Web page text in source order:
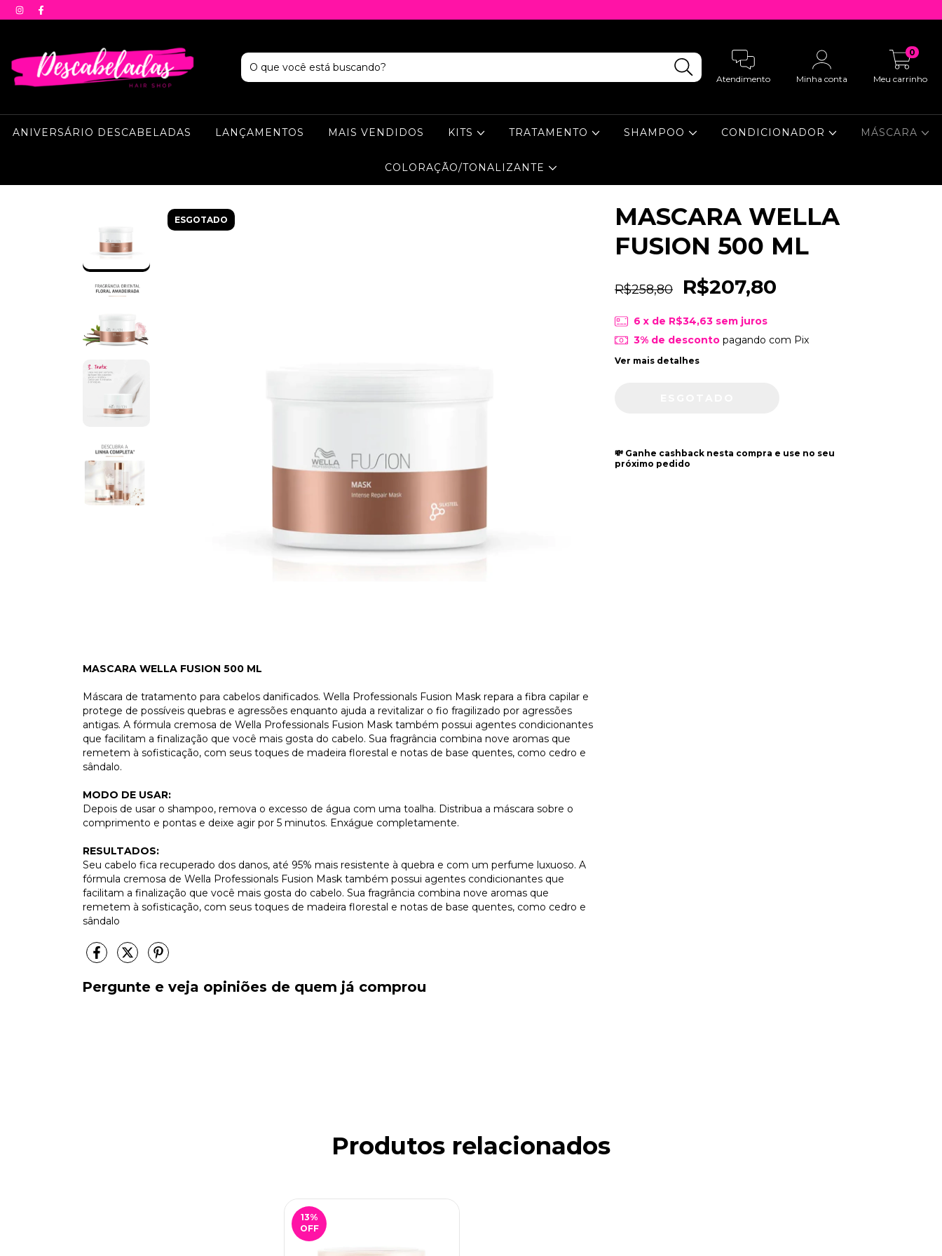
Atendimento Minha conta Meu carrinho
0
ANIVERSÁRIO DESCABELADAS LANÇAMENTOS MAIS VENDIDOS KITS TRATAMENTO SHAMPOO CONDICIONADOR MÁSCARA
COLORAÇÃO/TONALIZANTE
ESGOTADO
MASCARA WELLA FUSION 500 ML
Máscara de tratamento para cabelos danificados. Wella Professionals Fusion Mask repara a fibra capilar e
protege de possíveis quebras e agressões enquanto ajuda a revitalizar o fio fragilizado por agressões
antigas. A fórmula cremosa de Wella Professionals Fusion Mask também possui agentes condicionantes
que facilitam a finalização que você mais gosta do cabelo. Sua fragrância combina nove aromas que
remetem à sofisticação, com seus toques de madeira florestal e notas de base quentes, como cedro e
sândalo.
MODO DE USAR:
Depois de usar o shampoo, remova o excesso de água com uma toalha. Distribua a máscara sobre o
comprimento e pontas e deixe agir por 5 minutos. Enxágue completamente.
RESULTADOS:
Seu cabelo fica recuperado dos danos, até 95% mais resistente à quebra e com um perfume luxuoso. A
fórmula cremosa de Wella Professionals Fusion Mask também possui agentes condicionantes que
facilitam a finalização que você mais gosta do cabelo. Sua fragrância combina nove aromas que
remetem à sofisticação, com seus toques de madeira florestal e notas de base quentes, como cedro e
sândalo
MASCARA WELLA
FUSION 500 ML
R$258,80 R$207,80
6 x de R$34,63 sem juros
3% de descontopagando com Pix
Ver mais detalhes
💸 Ganhe cashback nesta compra e use no seu
próximo pedido
Pergunte e veja opiniões de quem já comprou
Produtos relacionados
13%
OFF